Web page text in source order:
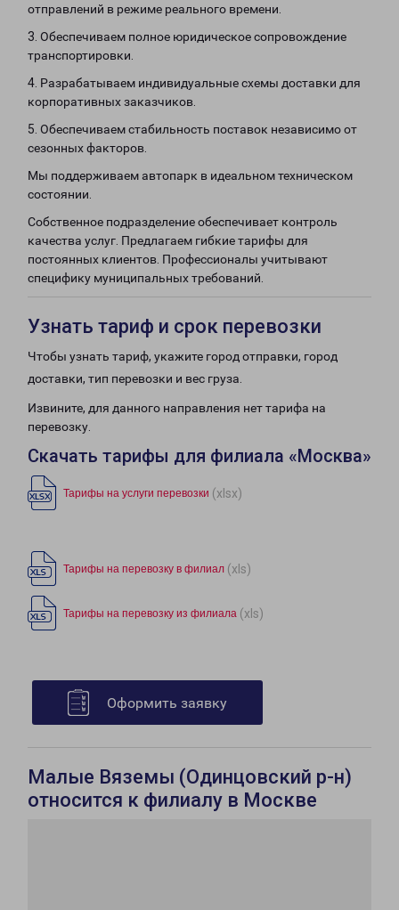
отправлений в режиме реального времени.
3. Обеспечиваем полное юридическое сопровождение
транспортировки.
4. Разрабатываем индивидуальные схемы доставки для
корпоративных заказчиков.
5. Обеспечиваем стабильность поставок независимо от
сезонных факторов.
Мы поддерживаем автопарк в идеальном техническом
состоянии.
Собственное подразделение обеспечивает контроль
качества услуг. Предлагаем гибкие тарифы для
постоянных клиентов. Профессионалы учитывают
специфику муниципальных требований.
Узнать тариф и срок перевозки
Чтобы узнать тариф, укажите город отправки, город
доставки, тип перевозки и вес груза.
Извините, для данного направления нет тарифа на
перевозку.
Скачать тарифы для филиала «Москва»
Тарифы на услуги перевозки (xlsx)
Тарифы на перевозку в филиал (xls)
Тарифы на перевозку из филиала (xls)
Оформить заявку
Малые Вяземы (Одинцовский р-н)
относится к филиалу в Москве